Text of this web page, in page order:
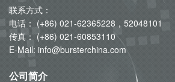
联系方式：
电话： (+86) 021-62365228，52048101
传真： (+86) 021-60853110
E-Mail: info@bursterchina.com
公司简介